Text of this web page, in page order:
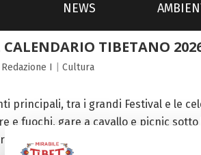
NEWS
CALENDARIO TIBETANO
Redazione I Cultura
principali, tra i grandi Festival e le
e fuochi, gare a cavallo e picnic
pellegrinaggi e tante, tantissime